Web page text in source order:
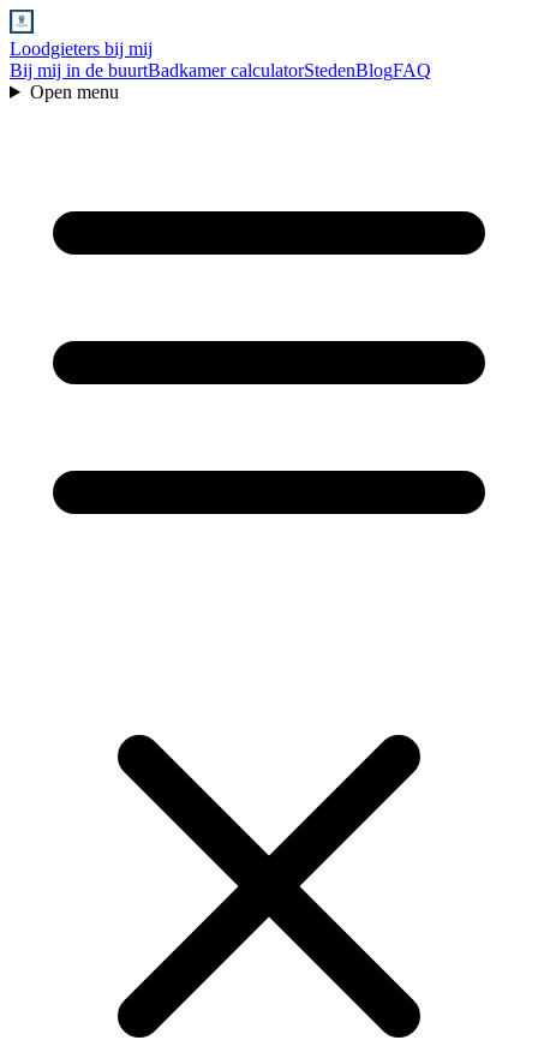
Loodgieters bij mij
Bij mij in de buurtBadkamer calculatorStedenBlogFAQ
Open menu